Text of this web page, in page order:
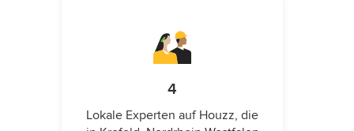
4
Lokale Experten auf Houzz, die